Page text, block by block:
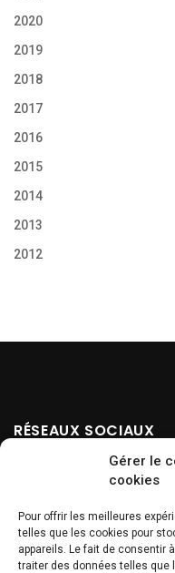
Gérer le
cookies
Pour offrir les meilleures
telles que les cookies pour
appareils. Le fait de consentir
traiter des données telles que
2020
2019
2018
2017
2016
2015
2014
2013
2012
RÉSEAUX SOCIAUX